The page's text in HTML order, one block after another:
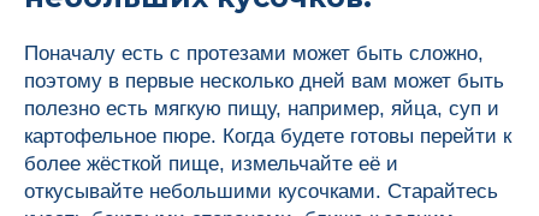
Поначалу есть с протезами может быть сложно,
поэтому в первые несколько дней вам может быть
полезно есть мягкую пищу, например, яйца, суп и
картофельное пюре. Когда будете готовы перейти к
более жёсткой пище, измельчайте её и
откусывайте небольшими кусочками. Старайтесь